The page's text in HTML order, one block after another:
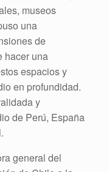
museos
una
de
hacer una
espacios y
en profundidad.
y
de Perú, España
general del